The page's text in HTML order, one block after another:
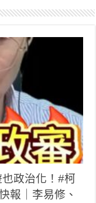
政治化！#柯
報｜李易修、